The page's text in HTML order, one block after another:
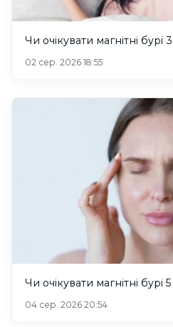
Чи очікувати магнітні
02 сер. 2026 18:55
Чи очікувати магнітні
04 сер. 2026 20:54